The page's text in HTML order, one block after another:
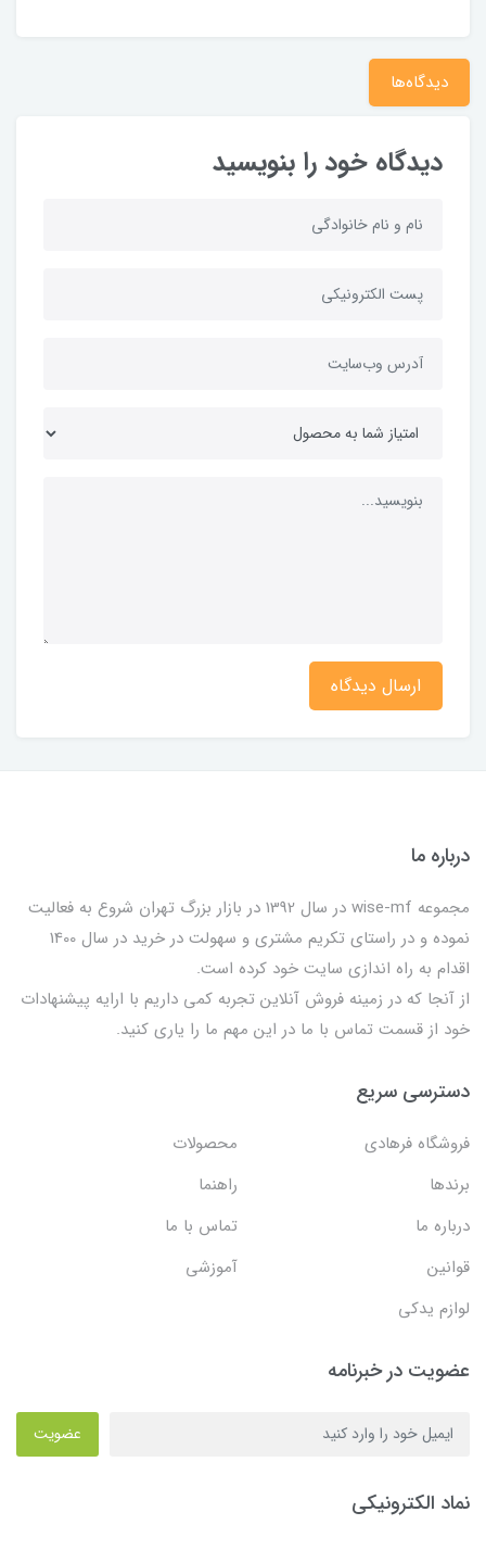
دیدگاه‌ها
دیدگاه خود را بنویسید
ارسال دیدگاه
درباره ما
مجموعه wise-mf در سال 1392 در بازار بزرگ تهران شروع به فعالیت
نموده و در راستای تکریم مشتری و سهولت در خرید در سال 1400
اقدام به راه اندازی سایت خود کرده است.
از آنجا که در زمینه فروش آنلاین تجربه کمی داریم با ارایه پیشنهادات
خود از قسمت تماس با ما در این مهم ما را یاری کنید.
دسترسی سریع
فروشگاه فرهادی
محصولات
برندها
راهنما
درباره ما
تماس با ما
قوانین
آموزشی
لوازم یدکی
عضویت در خبرنامه
عضویت
نماد الکترونیکی